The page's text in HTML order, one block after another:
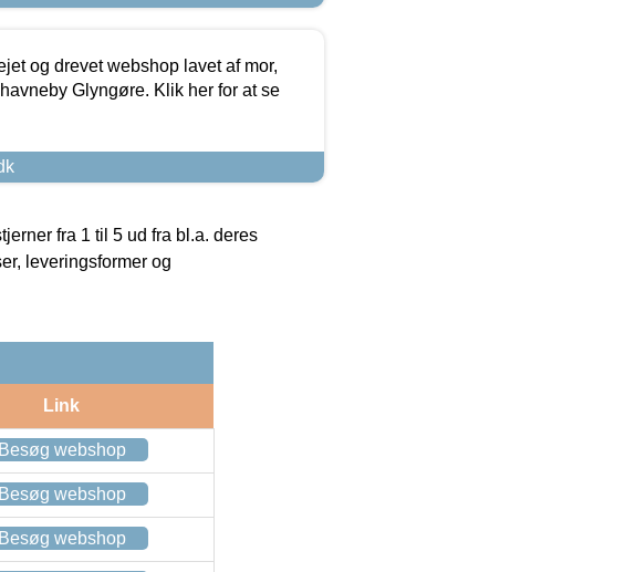
og drevet webshop lavet af mor,
Glyngøre. Klik her for at se
fra 1 til 5 ud fra bl.a. deres
leveringsformer og
Link
Besøg webshop
Besøg webshop
Besøg webshop